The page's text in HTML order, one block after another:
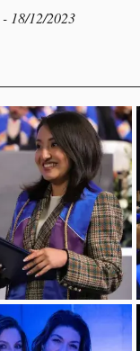
- 18/12/2023